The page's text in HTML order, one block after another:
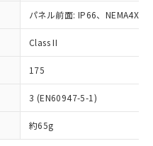
パネル前面: IP66、NEMA4X,
Class II
175
3 (EN60947-5-1)
約65g
販売店や当社販売拠
ワーク
」をご確認
価格結果を当社の
者に漏洩または開
します。
部品リスト作成サー
だくには、I-Web
されている必要が
ついては閾値を超える意
ています。
などにより、予定
ます。
）のすべてが基
します。
下において有害物
境に深刻な影響を
ます。
物兵器またはその他
の製造装置等に一切
を第三者に販売する
よび3の内容を当
す。また当社は、
係わる関係者が違
がある場合は、取
ん。
の在庫状況につ
様のお取引先、ま
のオムロン制御
当社販売員にご確
、また在庫状況の
いない機種